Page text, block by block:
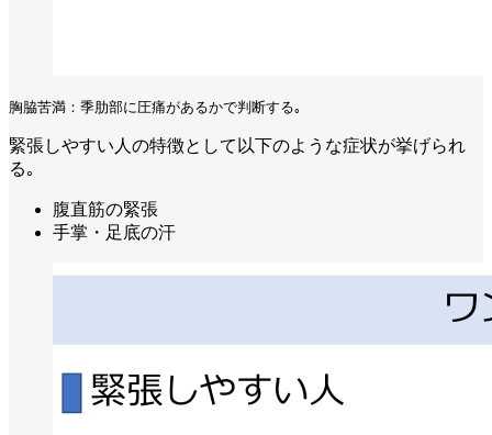
胸脇苦満：季肋部に圧痛があるかで判断する｡
緊張しやすい人の特徴として以下のような症状が挙げられ
る｡
腹直筋の緊張
手掌・足底の汗